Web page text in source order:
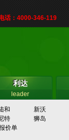
话：4000-346-119
利达
利达
leader
和
新沃
特
狮岛
价单